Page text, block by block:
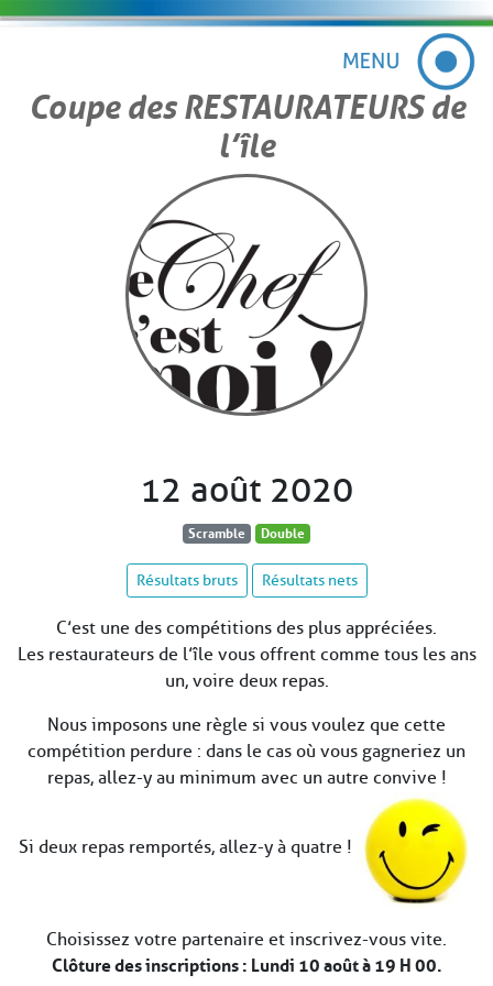
Coupe des RESTAURATEURS de
l’île
12 août 2020
Scramble Double
Résultats bruts Résultats nets
C’est une des compétitions des plus appréciées.
Les restaurateurs de l’île vous offrent comme tous les ans
un, voire deux repas.
Nous imposons une règle si vous voulez que cette
compétition perdure : dans le cas où vous gagneriez un
repas, allez-y au minimum avec un autre convive !
Si deux repas remportés, allez-y à quatre !
Choisissez votre partenaire et inscrivez-vous vite.
Clôture des inscriptions : Lundi 10 août à 19 H 00.